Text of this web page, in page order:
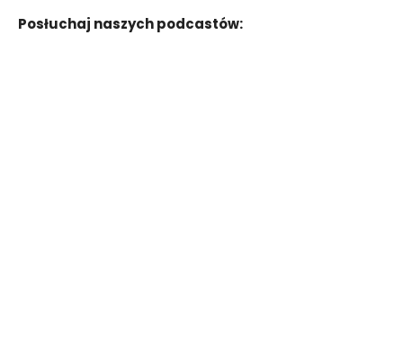
Posłuchaj naszych podcastów: